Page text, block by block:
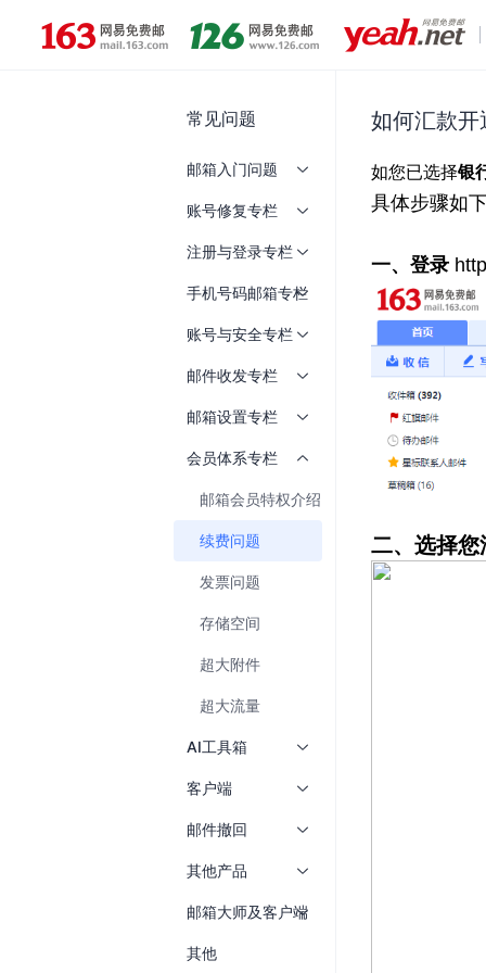
常见问题
邮箱入门问题
账号修复专栏
注册与登录专栏
手机号码邮箱专栏
账号与安全专栏
邮件收发专栏
邮箱设置专栏
会员体系专栏
邮箱会员特权介绍
续费问题
发票问题
存储空间
超大附件
超大流量
AI工具箱
客户端
邮件撤回
其他产品
邮箱大师及客户端
其他
如何汇款